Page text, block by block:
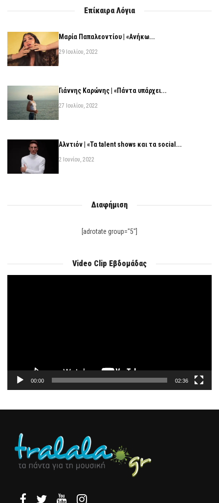
Επίκαιρα Λόγια
Μαρία Παπαλεοντίου | «Ανήκω...
29 Ιουλίου, 2022
Γιάννης Καρώνης | «Πάντα υπάρχει...
27 Ιουλίου, 2022
Αλντιόν | «Τα talent shows και τα social...
2 Ιουνίου, 2022
Διαφήμιση
[adrotate group="5"]
Video Clip Εβδομάδας
00:00 02:36